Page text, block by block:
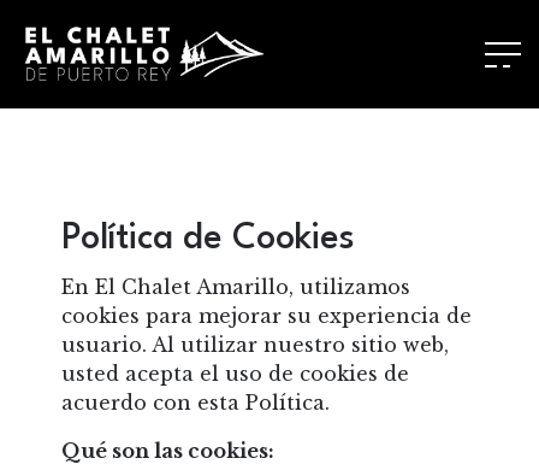
Política de Cookies
En El Chalet Amarillo, utilizamos
cookies para mejorar su experiencia de
usuario. Al utilizar nuestro sitio web,
usted acepta el uso de cookies de
acuerdo con esta Política.
Qué son las cookies: